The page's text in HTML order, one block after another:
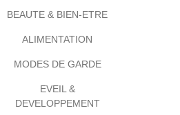
BEAUTE & BIEN-ETRE
ALIMENTATION
MODES DE GARDE
EVEIL &
DEVELOPPEMENT